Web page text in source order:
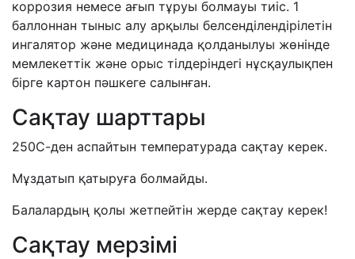
коррозия немесе ағып тұруы болмауы тиіс. 1
баллоннан тыныс алу арқылы белсенділендірілетін
ингалятор және медицинада қолданылуы жөнінде
мемлекеттік және орыс тілдеріндегі нұсқаулықпен
бірге картон пәшкеге салынған.
Сақтау шарттары
250С-ден аспайтын температурада сақтау керек.
Мұздатып қатыруға болмайды.
Балалардың қолы жетпейтін жерде сақтау керек!
Сақтау мерзімі